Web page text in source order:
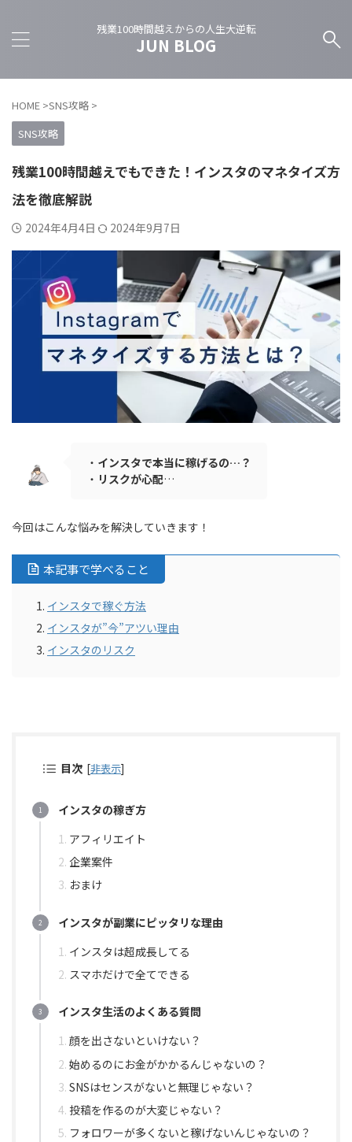
残業100時間越えからの人生大逆転
JUN BLOG
HOME >SNS攻略 >
SNS攻略
残業100時間越えでもできた！インスタのマネタイズ方
法を徹底解説
2024年4月4日 2024年9月7日
・ インスタで本当に稼げるの…？
・ リスクが心配…
今回はこんな悩みを解決していきます！
本記事で学べること
インスタで稼ぐ方法
インスタが”今”アツい理由
インスタのリスク
目次 [非表示]
インスタの稼ぎ方
アフィリエイト
企業案件
おまけ
インスタが副業にピッタリな理由
インスタは超成長してる
スマホだけで全てできる
インスタ生活のよくある質問
顔を出さないといけない？
始めるのにお金がかかるんじゃないの？
SNSはセンスがないと無理じゃない？
投稿を作るのが大変じゃない？
フォロワーが多くないと稼げないんじゃないの？